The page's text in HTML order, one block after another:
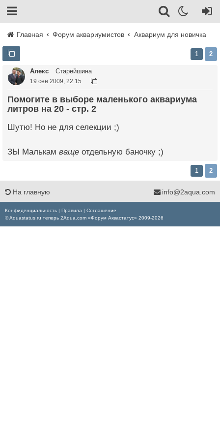
Главная Форум аквариумистов Аквариум для новичка
1 2
Алекс Старейшина
19 сен 2009, 22:15
Помогите в выборе маленького аквариума
литров на 20 - стр. 2
Шутю! Но не для селекции ;)
ЗЫ Малькам ваще отдельную баночку ;)
1 2
На главную info@2aqua.com
Конфиденциальность | Правила | Соглашение
© Aquastatus.ru теперь 2Aqua.com «Форум Аквастатус» 2009-2026